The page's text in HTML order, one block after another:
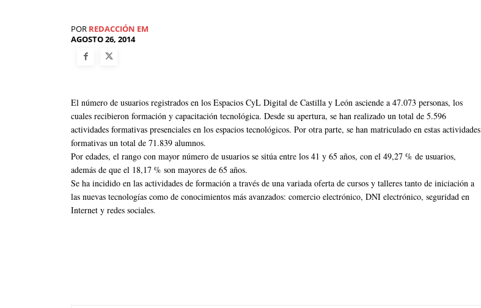
POR REDACCIÓN EM
AGOSTO 26, 2014
El número de usuarios registrados en los Espacios CyL Digital de Castilla y León asciende a 47.073 personas, los
cuales recibieron formación y capacitación tecnológica. Desde su apertura, se han realizado un total de 5.596
actividades formativas presenciales en los espacios tecnológicos. Por otra parte, se han matriculado en estas actividades
formativas un total de 71.839 alumnos.
Por edades, el rango con mayor número de usuarios se sitúa entre los 41 y 65 años, con el 49,27 % de usuarios,
además de que el 18,17 % son mayores de 65 años.
Se ha incidido en las actividades de formación a través de una variada oferta de cursos y talleres tanto de iniciación a
las nuevas tecnologías como de conocimientos más avanzados: comercio electrónico, DNI electrónico, seguridad en
Internet y redes sociales.